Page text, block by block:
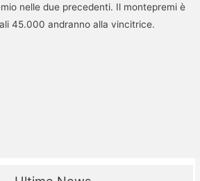
nelle due precedenti. Il montepremi è
45.000 andranno alla vincitrice.